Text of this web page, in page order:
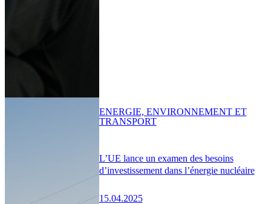
L’UE lance un examen des besoins
d’investissement dans l’énergie nucléaire
15.04.2025
ENERGIE, ENVIRONNEMENT ET
TRANSPORT